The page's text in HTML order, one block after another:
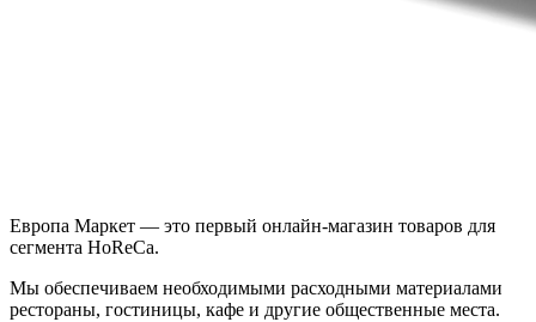
Европа Маркет — это первый онлайн-магазин товаров для
сегмента HoReCa.
Мы обеспечиваем необходимыми расходными материалами
рестораны, гостиницы, кафе и другие общественные места.